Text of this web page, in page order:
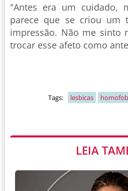
"Antes era um cuidado,
parece que se criou um
impressão. Não me sinto
trocar esse afeto como
Tags: lesbicas
LEIA